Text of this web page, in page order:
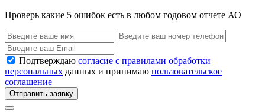
Проверь какие 5 ошибок есть в любом годовом отчете АО
Подтверждаю согласие с правилами обработки
персональных данных и принимаю пользовательское
соглашение
Отправить заявку